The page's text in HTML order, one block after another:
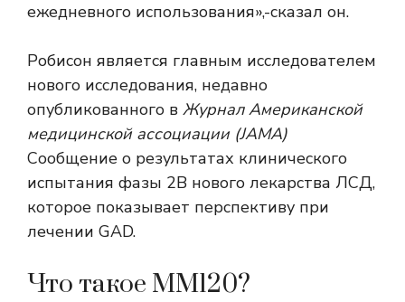
ежедневного использования»,-сказал он.
Робисон является главным исследователем
нового исследования, недавно
опубликованного в Журнал Американской
медицинской ассоциации (JAMA)
Сообщение о результатах клинического
испытания фазы 2B нового лекарства ЛСД,
которое показывает перспективу при
лечении GAD.
Что такое MM120?